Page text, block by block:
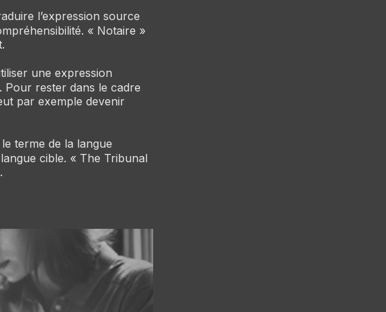
l’expression source
« Notaire »
.
une expression
Pour rester dans le cadre
par exemple devenir
terme de la langue
cible. « The Tribunal